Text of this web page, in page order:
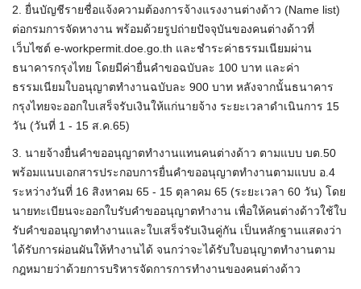
2. ยื่นบัญชีรายชื่อแจ้งความต้องการจ้างแรงงานต่างด้าว (Name list)
ต่อกรมการจัดหางาน พร้อมด้วยรูปถ่ายปัจจุบันของคนต่างด้าวที่
เว็บไซต์ e-workpermit.doe.go.th และชำระค่าธรรมเนียมผ่าน
ธนาคารกรุงไทย โดยมีค่ายื่นคำขอฉบับละ 100 บาท และค่า
ธรรมเนียมใบอนุญาตทำงานฉบับละ 900 บาท หลังจากนั้นธนาคาร
กรุงไทยจะออกใบเสร็จรับเงินให้แก่นายจ้าง ระยะเวลาดำเนินการ 15
วัน (วันที่ 1 - 15 ส.ค.65)
3. นายจ้างยื่นคำขออนุญาตทำงานแทนคนต่างด้าว ตามแบบ บต.50
พร้อมแนบเอกสารประกอบการยื่นคำขออนุญาตทำงานตามแบบ อ.4
ระหว่างวันที่ 16 สิงหาคม 65 - 15 ตุลาคม 65 (ระยะเวลา 60 วัน) โดย
นายทะเบียนจะออกใบรับคำขออนุญาตทำงาน เพื่อให้คนต่างด้าวใช้ใบ
รับคำขออนุญาตทำงานและใบเสร็จรับเงินคู่กัน เป็นหลักฐานแสดงว่า
ได้รับการผ่อนผันให้ทำงานได้ จนกว่าจะได้รับใบอนุญาตทำงานตาม
กฎหมายว่าด้วยการบริหารจัดการการทำงานของคนต่างด้าว